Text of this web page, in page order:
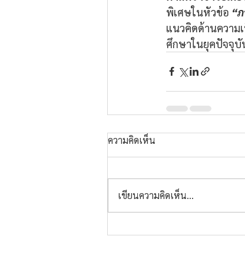
พิเศษในหัวข้อ “
แนวคิดด้านความ
ศึกษาในยุคปัจจุบั
ความคิดเห็น
เขียนความคิดเห็น…